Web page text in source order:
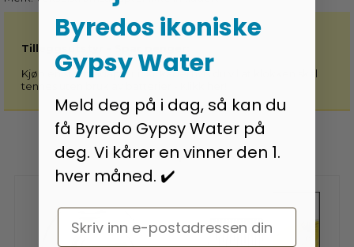
Tilleggsutstyr - Spar penger:
Kjøp en strømadapter inkl. kabel hvis du vil at klokken skal
tennes uten bruk av batterier - Klikk her!
Relaterte produkter
Byredos ikoniske
Gypsy Water
Meld deg på i dag, så kan du
få Byredo Gypsy Water på
deg. Vi kårer en vinner den 1.
hver måned. ✔️
Email